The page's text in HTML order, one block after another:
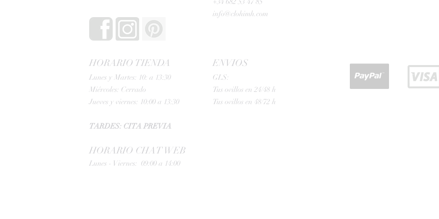
info@clohimh.com
HORARIO TIENDA
Lunes y Martes: 10: a 13:30
Miércoles: Cerrado
Jueves y viernes: 10:00 a 13:30
TARDES: CITA PREVIA
HORARIO CHAT WEB
Lunes - Viernes: 09:00 a 14:00
ENVIOS
GLS:
Tus ovillos en 24/48 h
Tus ovillos en 48/72 h